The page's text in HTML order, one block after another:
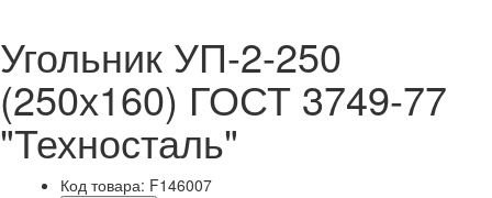
Угольник УП-2-250
(250х160) ГОСТ 3749-77
"Техносталь"
Код товара: F146007